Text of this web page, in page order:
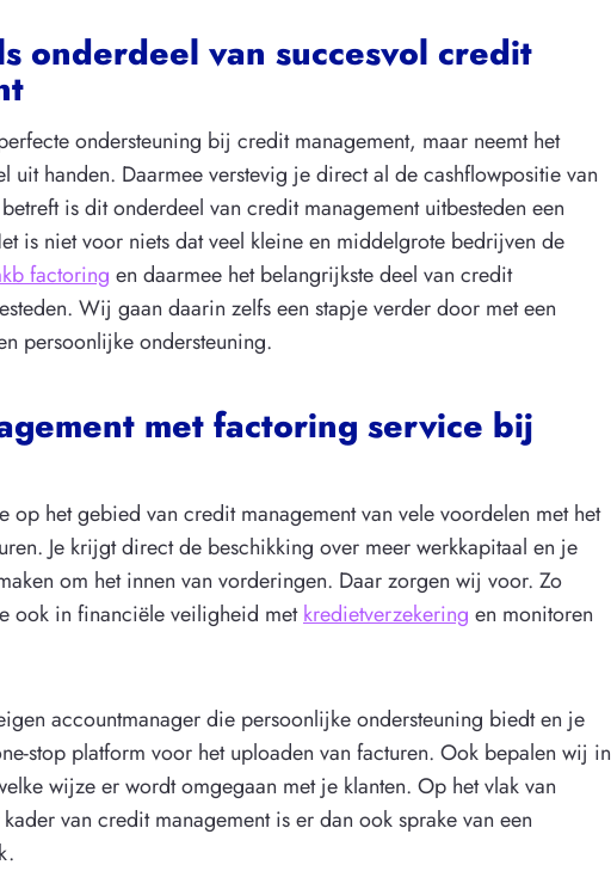
onderdeel van succesvol credit
ondersteuning bij credit management, maar neemt het
uit handen. Daarmee verstevig je direct al de cashflowpositie van
is dit onderdeel van credit management uitbesteden een
is niet voor niets dat veel kleine en middelgrote bedrijven de
factoring en daarmee het belangrijkste deel van credit
Wij gaan daarin zelfs een stapje verder door met een
persoonlijke ondersteuning.
met factoring service bij
op het gebied van credit management van vele voordelen met het
Je krijgt direct de beschikking over meer werkkapitaal en je
om het innen van vorderingen. Daar zorgen wij voor. Zo
ook in financiële veiligheid metkredietverzekering en monitoren
accountmanager die persoonlijke ondersteuning biedt en je
stop platform voor het uploaden van facturen. Ook bepalen wij in
wijze er wordt omgegaan met je klanten. Op het vlak van
van credit management is er dan ook sprake van een